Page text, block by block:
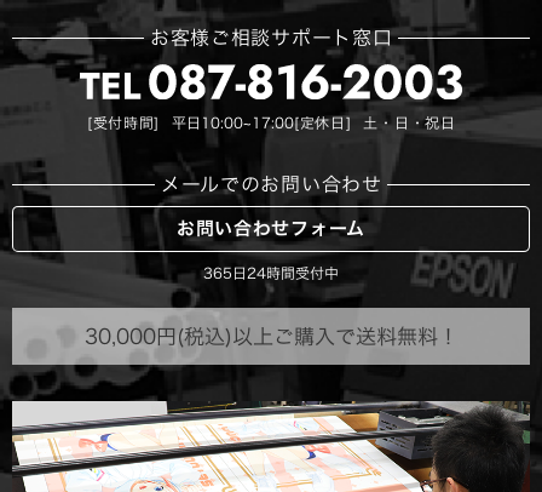
お客様ご相談サポート窓口
[受付時間] 平日10:00~17:00[定休日] 土・日・祝日
メールでのお問い合わせ
お問い合わせフォーム
365日24時間受付中
30,000円(税込)以上ご購入で送料無料！